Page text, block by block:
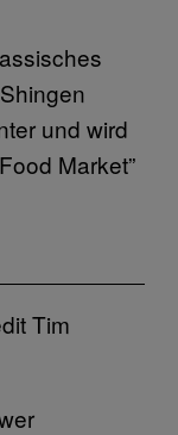
und wird
Market”